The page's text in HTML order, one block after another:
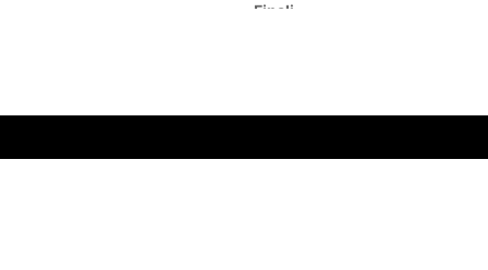
Finali